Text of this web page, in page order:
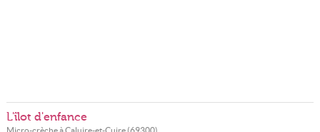
L'îlot d'enfance